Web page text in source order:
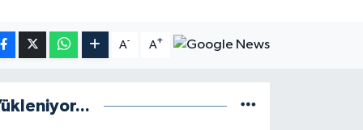
A- A+